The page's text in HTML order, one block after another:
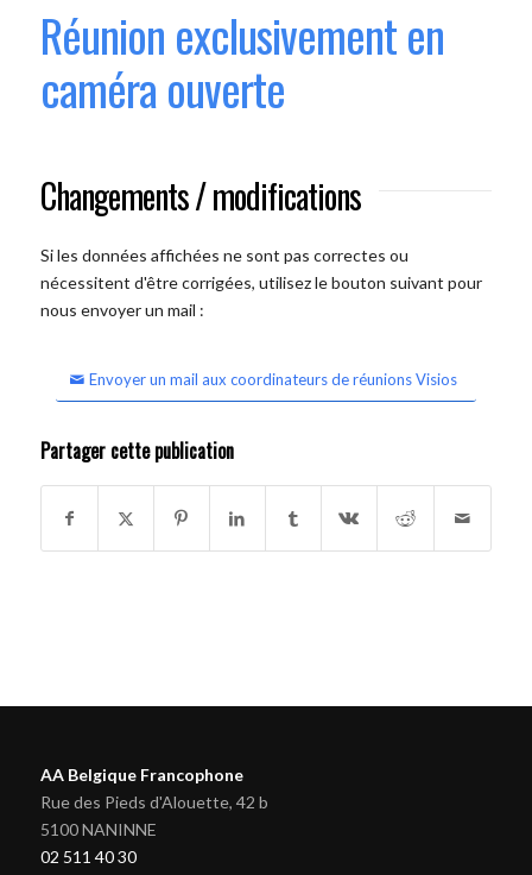
Réunion exclusivement en
caméra ouverte
Changements / modifications
Si les données affichées ne sont pas correctes ou
nécessitent d'être corrigées, utilisez le bouton suivant pour
nous envoyer un mail :
Envoyer un mail aux coordinateurs de réunions Visios
Partager cette publication
AA Belgique Francophone
Rue des Pieds d'Alouette, 42 b
5100 NANINNE
02 511 40 30